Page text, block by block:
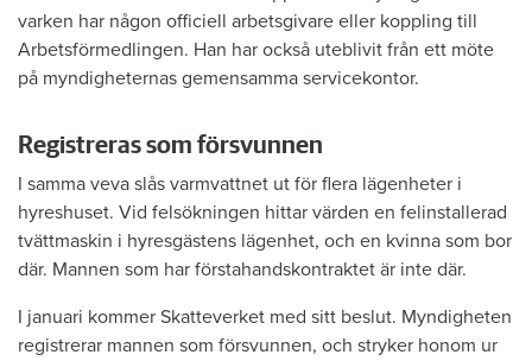
varken har någon officiell arbetsgivare eller koppling till
Arbetsförmedlingen. Han har också uteblivit från ett möte
på myndigheternas gemensamma servicekontor.
Registreras som försvunnen
I samma veva slås varmvattnet ut för flera lägenheter i
hyreshuset. Vid felsökningen hittar värden en felinstallerad
tvättmaskin i hyresgästens lägenhet, och en kvinna som bor
där. Mannen som har förstahandskontraktet är inte där.
I januari kommer Skatteverket med sitt beslut. Myndigheten
registrerar mannen som försvunnen, och stryker honom ur